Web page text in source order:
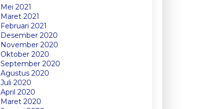
Mei 2021
Maret 2021
Februari 2021
Desember 2020
November 2020
Oktober 2020
September 2020
Agustus 2020
Juli 2020
April 2020
Maret 2020